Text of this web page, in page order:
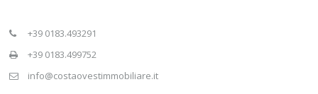
+39 0183.493291
+39 0183.499752
info@costaovestimmobiliare.it